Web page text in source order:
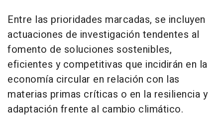
Entre las prioridades marcadas, se incluyen
actuaciones de investigación tendentes al
fomento de soluciones sostenibles,
eficientes y competitivas que incidirán en la
economía circular en relación con las
materias primas críticas o en la resiliencia y
adaptación frente al cambio climático.